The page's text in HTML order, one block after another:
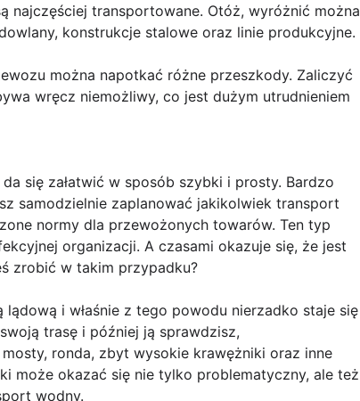
najczęściej transportowane. Otóż, wyróżnić można
konstrukcje stalowe oraz linie produkcyjne.
można napotkać różne przeszkody. Zaliczyć
wręcz niemożliwy, co jest dużym utrudnieniem
się załatwić w sposób szybki i prosty. Bardzo
samodzielnie zaplanować jakikolwiek transport
normy dla przewożonych towarów. Ten typ
organizacji. A czasami okazuje się, że jest
zrobić w takim przypadku?
i właśnie z tego powodu nierzadko staje się
trasę i później ją sprawdzisz,
ronda, zbyt wysokie krawężniki oraz inne
może okazać się nie tylko problematyczny, ale też
wodny.